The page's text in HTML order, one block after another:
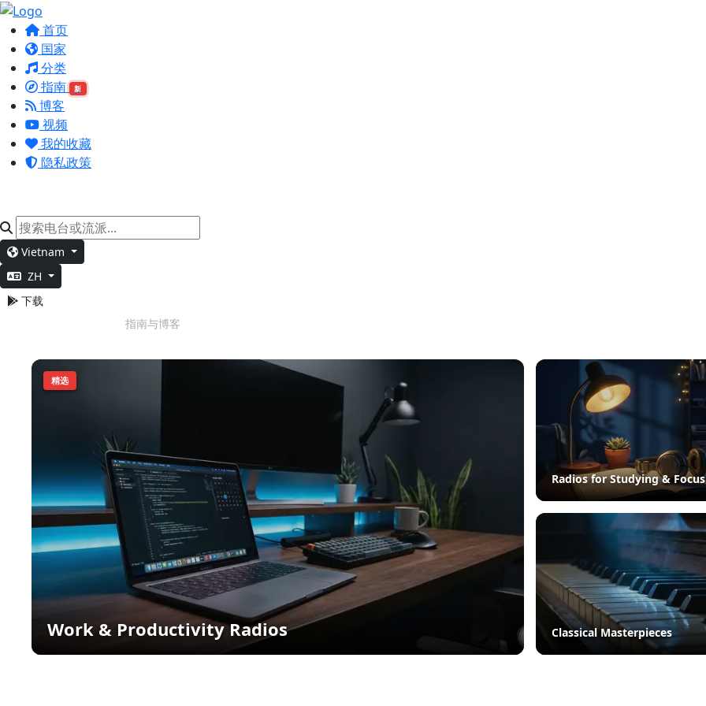
首页
国家
分类
指南
新
博客
视频
我的收藏
隐私政策
Vietnam
ZH
下载
指南与博客
精选
Work & Productivity Radios
Radios for Studying & Focus
Classical Masterpieces